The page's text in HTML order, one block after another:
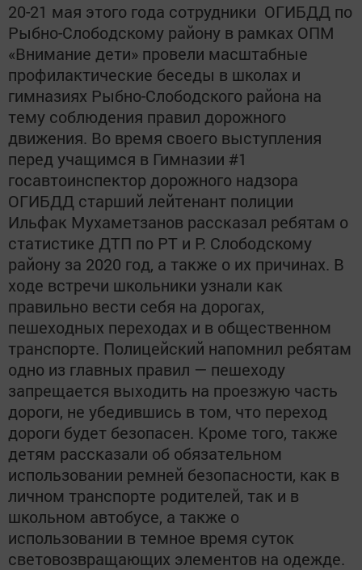
20-21 мая этого года сотрудники ОГИБДД по
Рыбно-Слободскому району в рамках ОПМ
«Внимание дети» провели масштабные
профилактические беседы в школах и
гимназиях Рыбно-Слободского района на
тему соблюдения правил дорожного
движения. Во время своего выступления
перед учащимся в Гимназии #1
госавтоинспектор дорожного надзора
ОГИБДД старший лейтенант полиции
Ильфак Мухаметзанов рассказал ребятам о
статистике ДТП по РТ и Р. Слободскому
району за 2020 год, а также о их причинах. В
ходе встречи школьники узнали как
правильно вести себя на дорогах,
пешеходных переходах и в общественном
транспорте. Полицейский напомнил ребятам
одно из главных правил — пешеходу
запрещается выходить на проезжую часть
дороги, не убедившись в том, что переход
дороги будет безопасен. Кроме того, также
детям рассказали об обязательном
использовании ремней безопасности, как в
личном транспорте родителей, так и в
школьном автобусе, а также о
использовании в темное время суток
световозвращающих элементов на одежде.